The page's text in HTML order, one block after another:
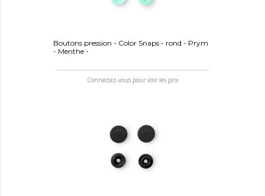
Boutons pression - Color Snaps - rond - Prym
- Menthe -
Connectez-vous pour voir les prix